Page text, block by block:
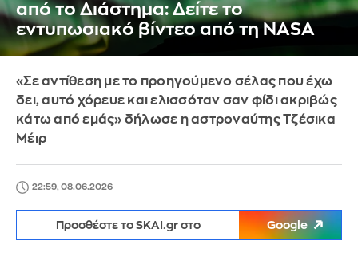
από το Διάστημα: Δείτε το
εντυπωσιακό βίντεο από τη NASA
«Σε αντίθεση με το προηγούμενο σέλας που έχω
δει, αυτό χόρευε και ελισσόταν σαν φίδι ακριβώς
κάτω από εμάς» δήλωσε η αστροναύτης Τζέσικα
Μέιρ
22:59, 08.06.2026
Προσθέστε το SKAI.gr στο Google